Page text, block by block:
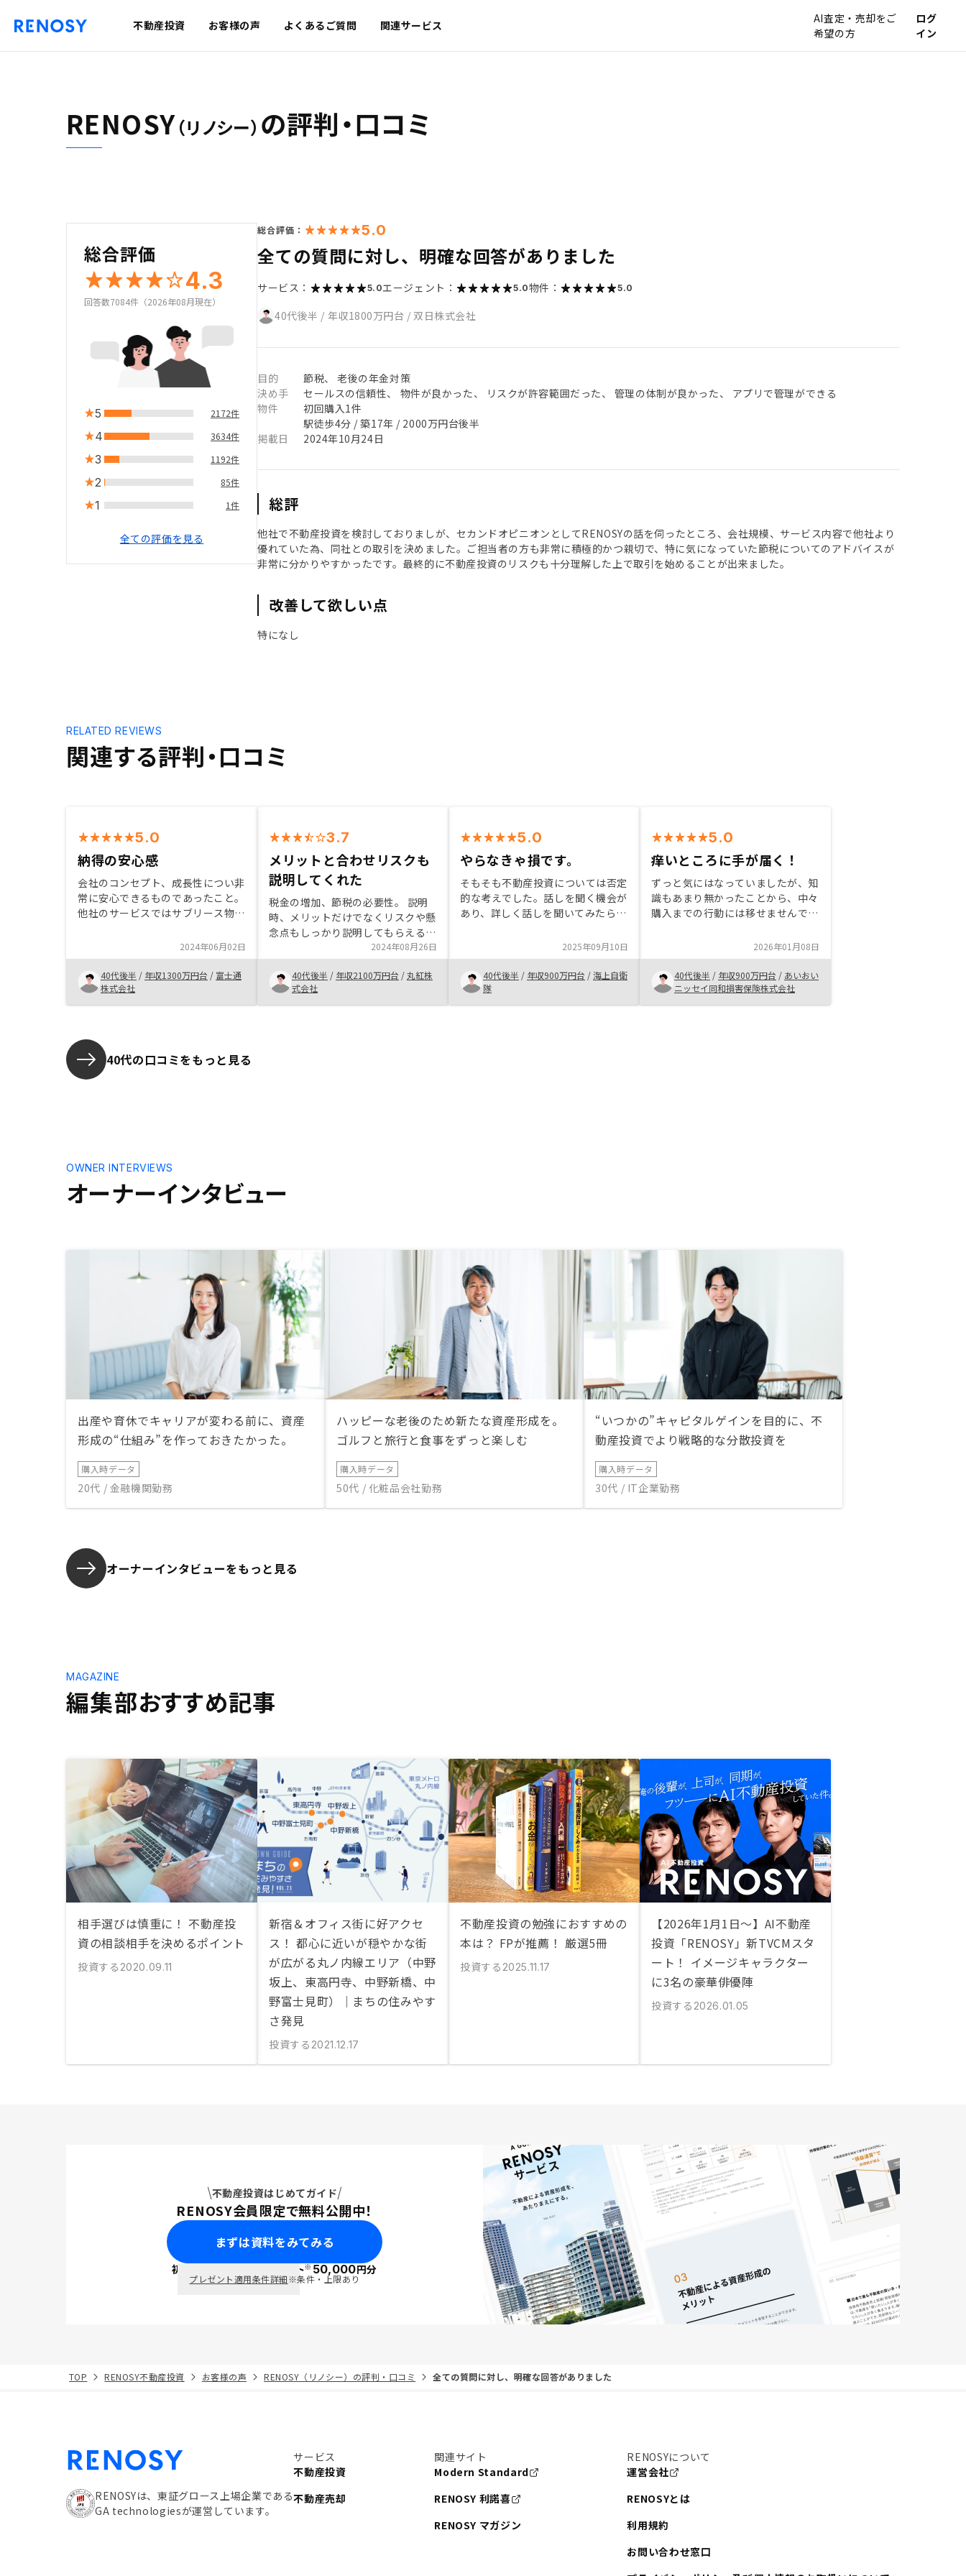
不動産投資 お客様の声 よくあるご質問 関連サービス
AI査定・売却をご
希望の方
ログ
イン
RENOSY（リノシー） の評判・口コミ
総合評価
4.3
回答数7084件（2026年08月現在）
5 2172件
4 3634件
3 1192件
2 85件
1 1件
全ての評価を見る
総合評価： 5.0
全ての質問に対し、明確な回答がありました
サービス： 5.0エージェント： 5.0物件： 5.0
40代後半 / 年収1800万円台 /双日株式会社
目的
節税、 老後の年金対策
決め手
セールスの信頼性、 物件が良かった、 リスクが許容範囲だった、 管理の体制が良かった、 アプリで管理ができる
物件
初回購入1件
駅徒歩4分 / 築17年 / 2000万円台後半
掲載日
2024年10月24日
総評
他社で不動産投資を検討しておりましが、セカンドオピニオンとしてRENOSYの話を伺ったところ、会社規模、サービス内容で他社より
優れていた為、同社との取引を決めました。ご担当者の方も非常に積極的かつ親切で、特に気になっていた節税についてのアドバイスが
非常に分かりやすかったです。最終的に不動産投資のリスクも十分理解した上で取引を始めることが出来ました。
改善して欲しい点
特になし
関連する評判・口コミ
RELATED REVIEWS
5.0
納得の安心感
会社のコンセプト、成長性につい非
常に安心できるものであったこと。
他社のサービスではサブリース物件
と。 この手のものは書類が多くな
りがちで管理が煩雑になりやすいと
感じる。その点でもアプリで一括管
理できる点もよかった。
2024年06月02日
40代後半 / 年収1300万円台 / 富士通
株式会社
3.7
メリットと合わせリスクも
説明してくれた
税金の増加、節税の必要性。 説明
時、メリットだけでなくリスクや懸
念点もしっかり説明してもらえる
と、更に信頼できると感じました。
長期的な付き合いにするため、購入
後の支援や確定申告のサポートな
ど、これからもお願いしたいです。
2024年08月26日
40代後半 / 年収2100万円台 /丸紅株
式会社
5.0
やらなきゃ損です。
そもそも不動産投資については否定
的な考えでした。話しを聞く機会が
あり、詳しく話しを聞いてみたら思
納得して始めてみようと思いまし
た。 詳しく理解すれば、やらない
選択は無いと思います。
2025年09月10日
40代後半 / 年収900万円台 /海上自衛
隊
5.0
痒いところに手が届く！
ずっと気にはなっていましたが、知
識もあまり無かったことから、中々
購入までの行動には移せませんでし
都度紹介してくれ、選定のポイント
等もアドバイスしてくれ、安心して
購入することができました。
2026年01月08日
40代後半 / 年収900万円台 / あいおい
ニッセイ同和損害保険株式会社
40代の口コミをもっと見る
オーナーインタビュー
OWNER INTERVIEWS
出産や育休でキャリアが変わる前に、資産
形成の“仕組み”を作っておきたかった。
購入時データ
20代 / 金融機関勤務
ハッピーな老後のため新たな資産形成を。
ゴルフと旅行と食事をずっと楽しむ
購入時データ
50代 / 化粧品会社勤務
“いつかの”キャピタルゲインを目的に、不
動産投資でより戦略的な分散投資を
購入時データ
30代 / IT企業勤務
オーナーインタビューをもっと見る
編集部おすすめ記事
MAGAZINE
相手選びは慎重に！ 不動産投
資の相談相手を決めるポイント
投資する 2020.09.11
新宿＆オフィス街に好アクセ
ス！ 都心に近いが穏やかな街
が広がる丸ノ内線エリア（中野
坂上、東高円寺、中野新橋、中
野富士見町）｜まちの住みやす
さ発見
投資する 2021.12.17
不動産投資の勉強におすすめの
本は？ FPが推薦！ 厳選5冊
投資する 2025.11.17
【2026年1月1日〜】AI不動産
投資「RENOSY」新TVCMスタ
ート！ イメージキャラクター
に3名の豪華俳優陣
投資する 2026.01.05
不動産投資はじめてガイド
RENOSY会員限定で無料公開中！
まずは資料をみてみる
初回面談で ポイント※50,000円分
プレゼント適用条件詳細※条件・上限あり
TOP RENOSY不動産投資 お客様の声 RENOSY（リノシー）の評判・口コミ 全ての質問に対し、明確な回答がありました
RENOSYは、東証グロース上場企業である
GA technologiesが運営しています。
サービス
不動産投資
不動産売却
関連サイト
Modern Standard
RENOSY 利諾喜
RENOSY マガジン
RENOSYについて
運営会社
RENOSYとは
利用規約
お問い合わせ窓口